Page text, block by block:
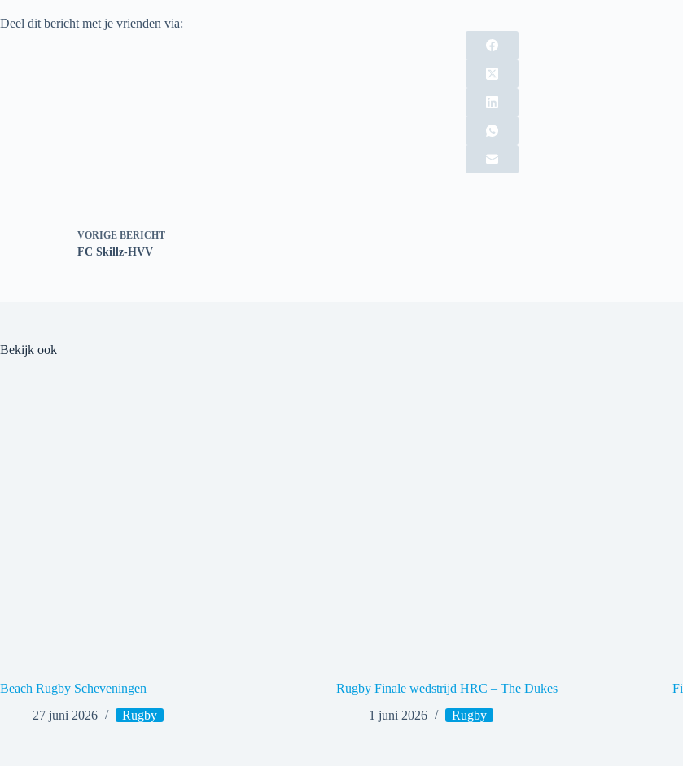
Deel dit bericht met je vrienden via:
VORIGE BERICHT
FC Skillz-HVV
Bekijk ook
Beach Rugby Scheveningen
27 juni 2026
Rugby
Rugby Finale wedstrijd HRC – The Dukes
1 juni 2026
Rugby